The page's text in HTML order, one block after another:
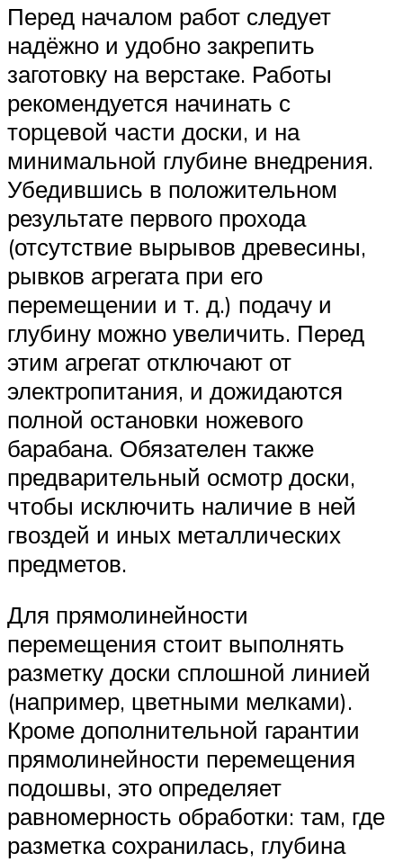
Перед началом работ следует
надёжно и удобно закрепить
заготовку на верстаке. Работы
рекомендуется начинать с
торцевой части доски, и на
минимальной глубине внедрения.
Убедившись в положительном
результате первого прохода
(отсутствие вырывов древесины,
рывков агрегата при его
перемещении и т. д.) подачу и
глубину можно увеличить. Перед
этим агрегат отключают от
электропитания, и дожидаются
полной остановки ножевого
барабана. Обязателен также
предварительный осмотр доски,
чтобы исключить наличие в ней
гвоздей и иных металлических
предметов.
Для прямолинейности
перемещения стоит выполнять
разметку доски сплошной линией
(например, цветными мелками).
Кроме дополнительной гарантии
прямолинейности перемещения
подошвы, это определяет
равномерность обработки: там, где
разметка сохранилась, глубина